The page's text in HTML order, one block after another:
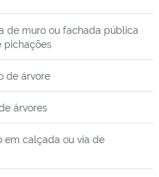
de muro ou fachada pública
pichações
de árvore
árvores
em calçada ou via de